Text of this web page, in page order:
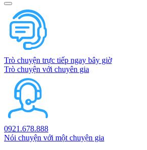
Trò chuyện trực tiếp ngay bây giờ
Trò chuyện với chuyên gia
0921.678.888
Nói chuyện với một chuyện gia